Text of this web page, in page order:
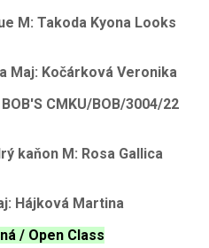
M: Takoda Kyona Looks
Maj: Kočárková Veronika
CMKU/BOB/3004/22
kaňon M: Rosa Gallica
Hájková Martina
/ Open Class